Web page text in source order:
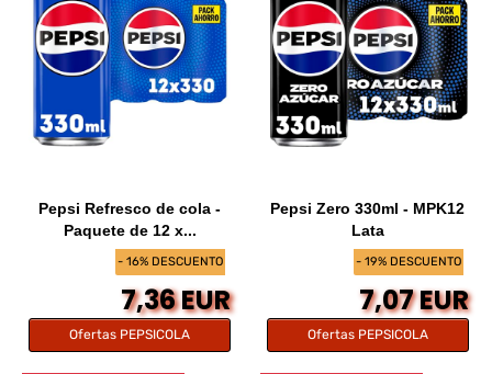
- 16% DESCUENTO
Pepsi Refresco de cola -
Paquete de 12 x...
7,36 EUR
Ofertas PEPSICOLA
- 19% DESCUENTO
Pepsi Zero 330ml - MPK12
Lata
7,07 EUR
Ofertas PEPSICOLA